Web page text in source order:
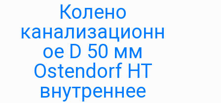
Колено
канализационн
ое D 50 мм
Ostendorf HT
внутреннее